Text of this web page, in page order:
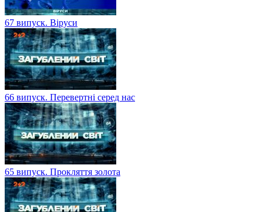
67 випуск. Віруси
66 випуск. Перевертні серед нас
65 випуск. Прокляття золота